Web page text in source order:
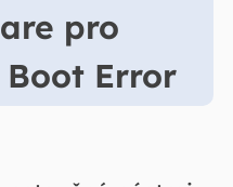
pro
Error